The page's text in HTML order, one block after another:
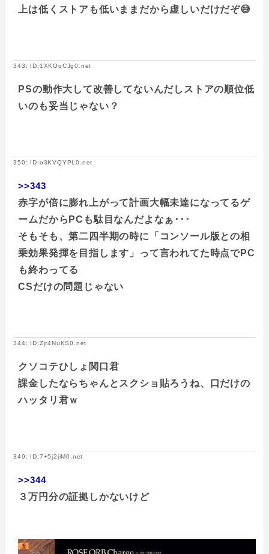
上は低くストアも低いままだから虚しいだけだぞ😅
343: ID:1XKOqCJg0.net
PSの動作大して改善してないんだしストアの順位低
いのも妥当じゃない？
350: ID:o3KVQYPL0.net
>>343
赤字が倍に膨れ上がって計画大幅未達になってるゲ
ームだからPCも駄目なんだよなぁ･･･
そもそも、第二四半期の時に「コンソール版との相
乗効果発揮を目指します」って言われてた時点でPC
も終わってる
CSだけの問題じゃない
344: ID:Zjr4NuKS0.net
クソコテひしょ関口君
課金したならちゃんとスクショ貼ろうね、口だけの
ハッタリ君ｗ
349: ID:7+5j2jiM0.net
>>344
３万円分の証拠しかないけど